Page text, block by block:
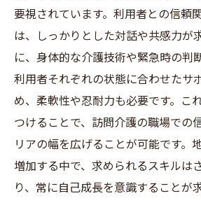
要視されています。利用者との信頼
は、しっかりとした対話や共感力が
に、身体的な介護技術や緊急時の判
利用者それぞれの状態に合わせたサ
め、柔軟性や忍耐力も必要です。こ
つけることで、訪問介護の職場での
リアの幅を広げることが可能です。
増加する中で、求められるスキルは
り、常に自己成長を意識することが